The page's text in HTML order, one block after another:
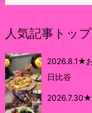
人気記事トッ
2026.8.1★
日比谷
2026.7.30★